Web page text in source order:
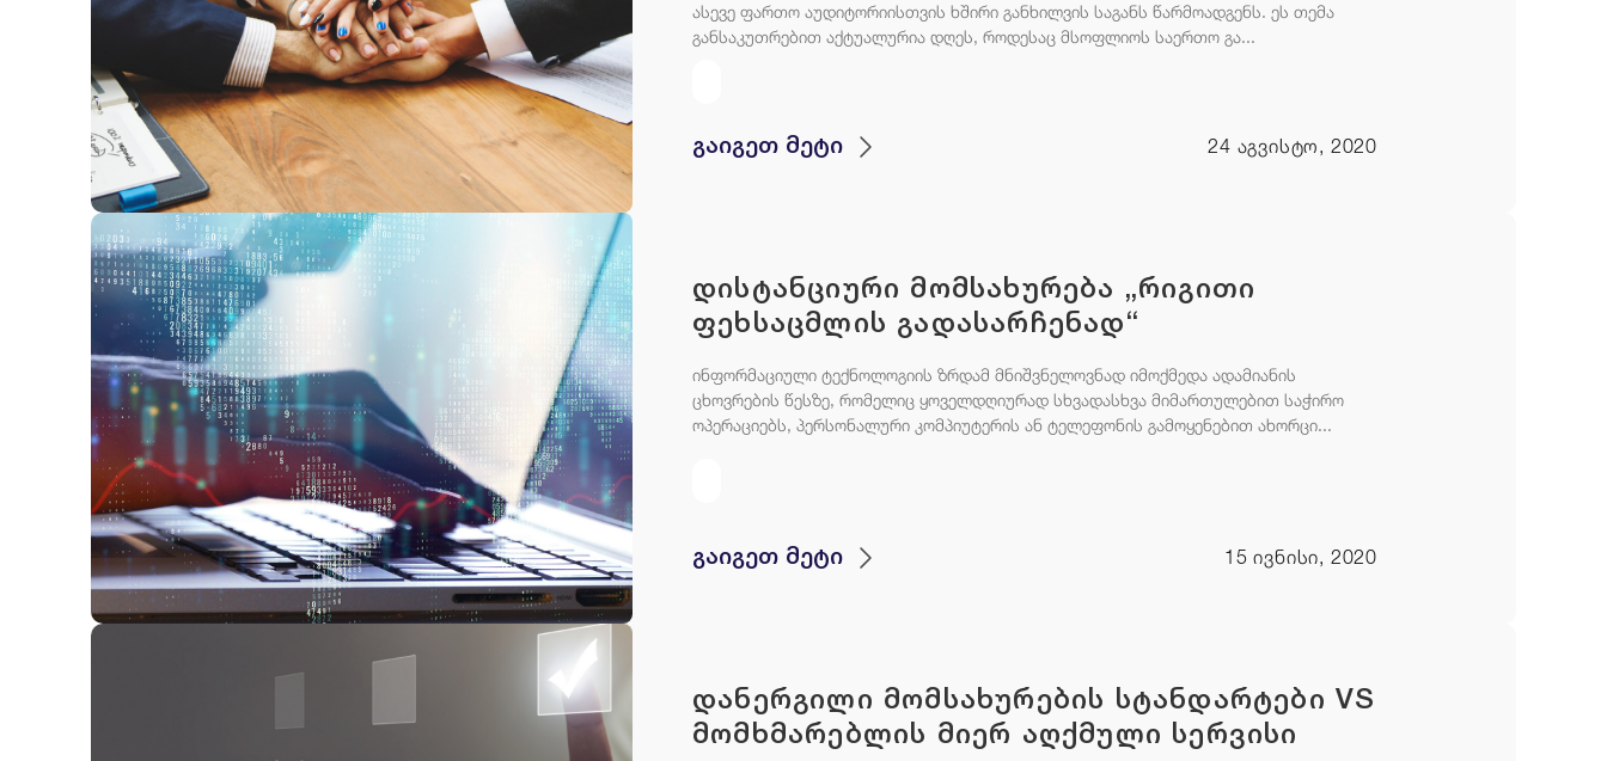
ასევე ფართო აუდიტორიისთვის ხშირი განხილვის საგანს წარმოადგენს. ეს თემა
განსაკუთრებით აქტუალურია დღეს, როდესაც მსოფლიოს საერთო გა...
გაიგეთ მეტი 24 აგვისტო, 2020
დისტანციური მომსახურება „რიგითი
ფეხსაცმლის გადასარჩენად“
ინფორმაციული ტექნოლოგიის ზრდამ მნიშვნელოვნად იმოქმედა ადამიანის
ცხოვრების წესზე, რომელიც ყოველდღიურად სხვადასხვა მიმართულებით საჭირო
ოპერაციებს, პერსონალური კომპიუტერის ან ტელეფონის გამოყენებით ახორცი...
გაიგეთ მეტი 15 ივნისი, 2020
დანერგილი მომსახურების სტანდარტები VS
მომხმარებლის მიერ აღქმული სერვისი